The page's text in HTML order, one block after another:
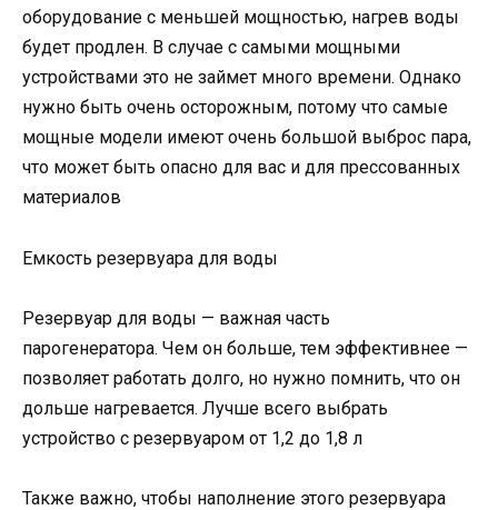
оборудование с меньшей мощностью, нагрев воды
будет продлен. В случае с самыми мощными
устройствами это не займет много времени. Однако
нужно быть очень осторожным, потому что самые
мощные модели имеют очень большой выброс пара,
что может быть опасно для вас и для прессованных
материалов
Емкость резервуара для воды
Резервуар для воды — важная часть
парогенератора. Чем он больше, тем эффективнее —
позволяет работать долго, но нужно помнить, что он
дольше нагревается. Лучше всего выбрать
устройство с резервуаром от 1,2 до 1,8 л
Также важно, чтобы наполнение этого резервуара